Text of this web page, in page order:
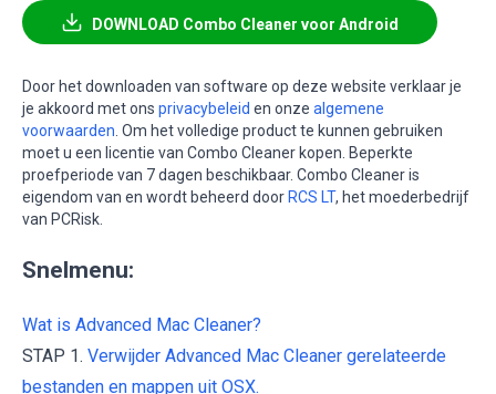
DOWNLOAD Combo Cleaner voor Android
Door het downloaden van software op deze website verklaar je
je akkoord met ons privacybeleid en onze algemene
voorwaarden . Om het volledige product te kunnen gebruiken
moet u een licentie van Combo Cleaner kopen. Beperkte
proefperiode van 7 dagen beschikbaar. Combo Cleaner is
eigendom van en wordt beheerd door RCS LT, het moederbedrijf
van PCRisk.
Snelmenu:
Wat is Advanced Mac Cleaner?
STAP 1. Verwijder Advanced Mac Cleaner gerelateerde
bestanden en mappen uit OSX.